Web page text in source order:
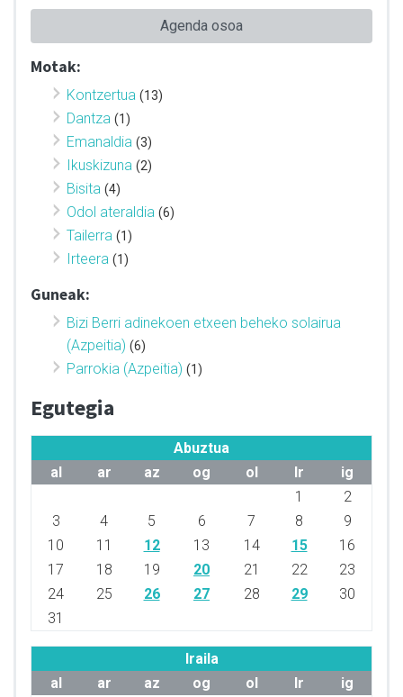
Agenda osoa
Motak:
Kontzertua (13)
Dantza (1)
Emanaldia (3)
Ikuskizuna (2)
Bisita (4)
Odol ateraldia (6)
Tailerra (1)
Irteera (1)
Guneak:
Bizi Berri adinekoen etxeen beheko solairua
(Azpeitia) (6)
Parrokia (Azpeitia) (1)
Egutegia
Abuztua
al
ar az og ol lr
ig
1
2
3
4 5 6 7 8
9
10
11 12 13 14 15
16
17
18 19 20 21 22
23
24
25 26 27 28 29
30
31
Iraila
al
ar az og ol lr
ig